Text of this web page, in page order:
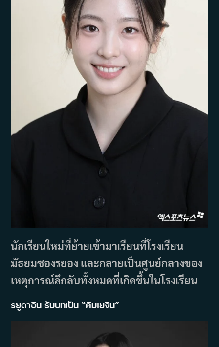
นักเรียนใหม่ที่ย้ายเข้ามาเรียนที่โรงเรียน
มัธยมซองรยอง และกลายเป็นศูนย์กลางของ
เหตุการณ์ลึกลับทั้งหมดที่เกิดขึ้นในโรงเรียน
รยูดาอิน รับบทเป็น “คิมเยจิน”